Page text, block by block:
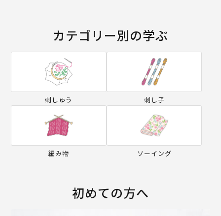
カテゴリー別の学ぶ
刺しゅう 刺し子
編み物 ソーイング
初めての方へ